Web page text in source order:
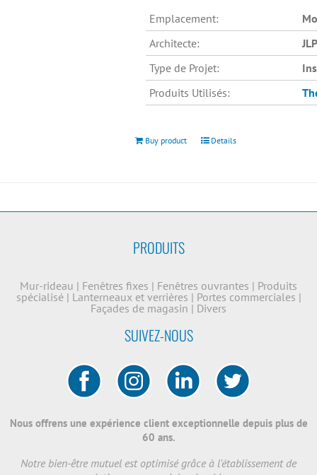
Emplacement:
Architecte:
Type de Projet:
Produits Utilisés:
Buy product Details
PRODUITS
Mur-rideau | Fenêtres fixes | Fenêtres ouvrantes | Produits
spécialisé | Lanterneaux et verrières | Portes commerciales |
Façades de magasin | Divers
SUIVEZ-NOUS
Nous offrens une expérience client exceptionnelle depuis plus de
60 ans.
Notre bien-être mutuel est optimisé grâce à l'établissement de